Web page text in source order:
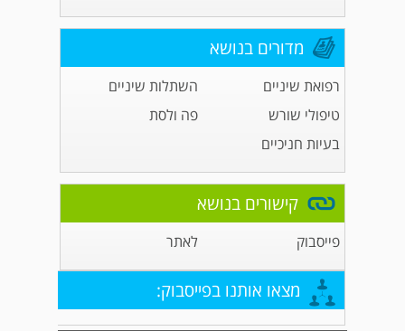
מדורים בנושא
רפואת שיניים
השתלות שיניים
טיפולי שורש
פה ולסת
בעיות חניכיים
קישורים בנושא
פייסבוק לאתר
מצאו אותנו בפייסבוק: